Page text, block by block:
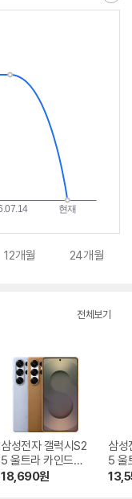
알
12개월 24개월
전체보기
삼성전자 갤럭시S2
5 울트라 카인드수
트 케이스 EF-VS9
18,690원
삼성
5 울
케